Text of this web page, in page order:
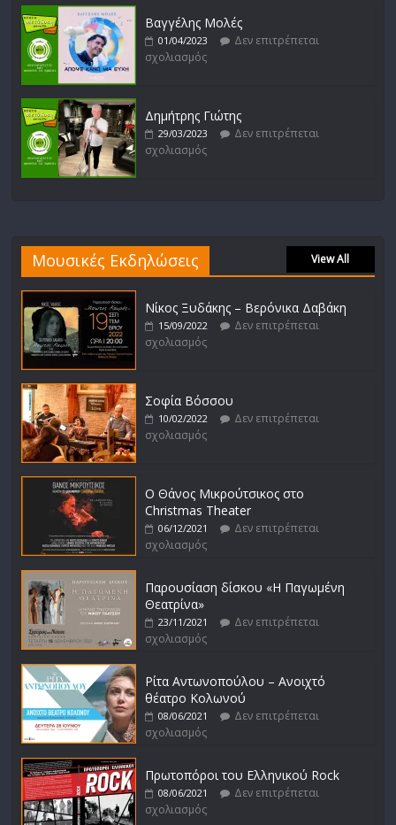
Βαγγέλης Μολές
01/04/2023
Δεν επιτρέπεται
σχολιασμός
Δημήτρης Γιώτης
29/03/2023
Δεν επιτρέπεται
σχολιασμός
Μουσικές Εκδηλώσεις View All
Νίκος Ξυδάκης – Βερόνικα Δαβάκη
15/09/2022
Δεν επιτρέπεται
σχολιασμός
Σοφία Βόσσου
10/02/2022
Δεν επιτρέπεται
σχολιασμός
Ο Θάνος Μικρούτσικος στο
Christmas Theater
06/12/2021
Δεν επιτρέπεται
σχολιασμός
Παρουσίαση δίσκου «Η Παγωμένη
Θεατρίνα»
23/11/2021
Δεν επιτρέπεται
σχολιασμός
Ρίτα Αντωνοπούλου – Ανοιχτό
θέατρο Κολωνού
08/06/2021
Δεν επιτρέπεται
σχολιασμός
Πρωτοπόροι του Ελληνικού Rock
08/06/2021
Δεν επιτρέπεται
σχολιασμός